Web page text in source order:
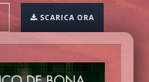
SCARICA ORA